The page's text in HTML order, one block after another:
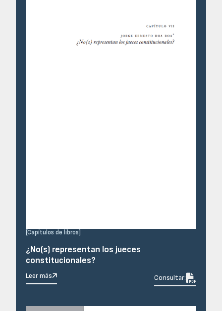
[Capítulos de libros]
¿No(s) representan los jueces
constitucionales?
Leer más Consultar: 